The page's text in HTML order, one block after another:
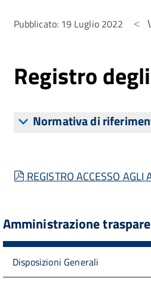
Pubblicato: 19 Luglio 2022
Registro
Normativa di
pdf
REGISTRO ACCESSO AGLI
Amministrazione
Disposizioni Generali